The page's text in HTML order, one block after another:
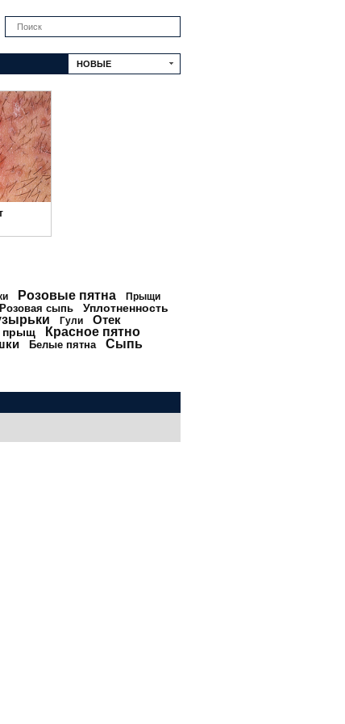
НОВЫЕ
Розовые пятна Прыщи
Розовая сыпь Уплотненность
Гули Отек
прыщ
Красное пятно
Белые пятна
Сыпь